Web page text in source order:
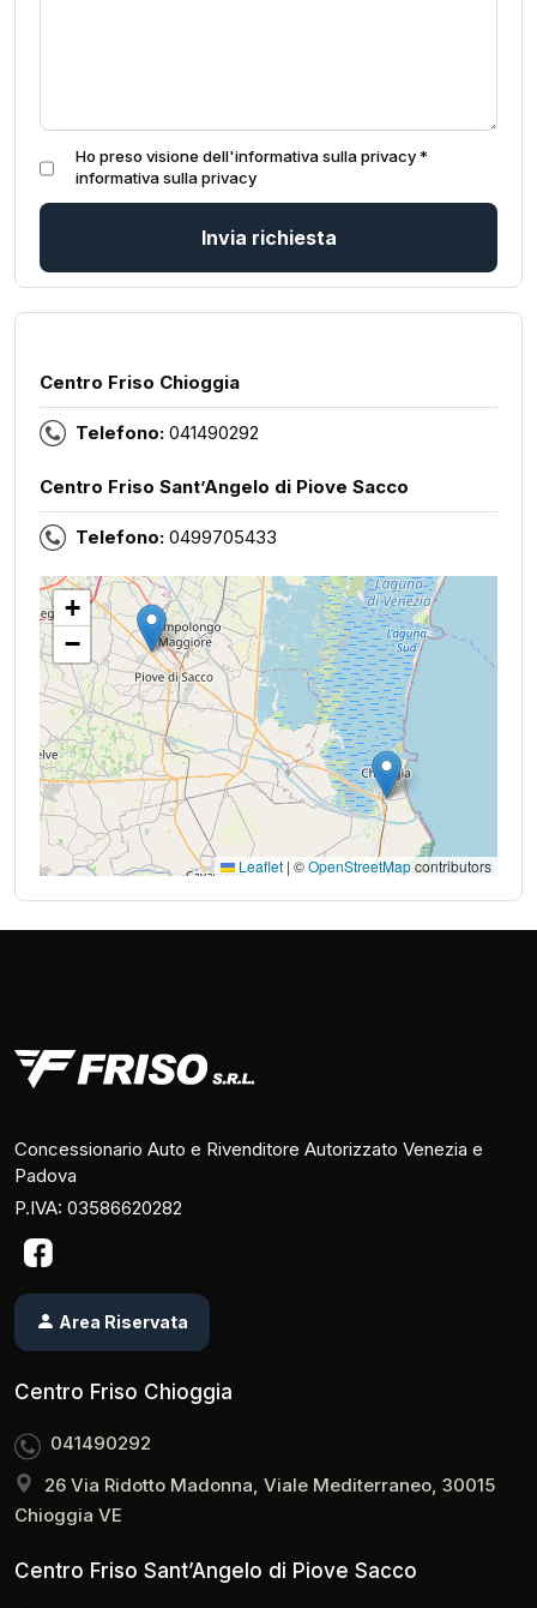
Ho preso visione dell'informativa sulla privacy *
informativa sulla privacy
Invia richiesta
Centro Friso Chioggia
Telefono: 041490292
Centro Friso Sant’Angelo di Piove Sacco
Telefono: 0499705433
+
−
Leaflet | ©OpenStreetMapcontributors
Concessionario Auto e Rivenditore Autorizzato Venezia e
Padova
P.IVA: 03586620282
Area Riservata
Centro Friso Chioggia
041490292
26 Via Ridotto Madonna, Viale Mediterraneo, 30015
Chioggia VE
Centro Friso Sant’Angelo di Piove Sacco